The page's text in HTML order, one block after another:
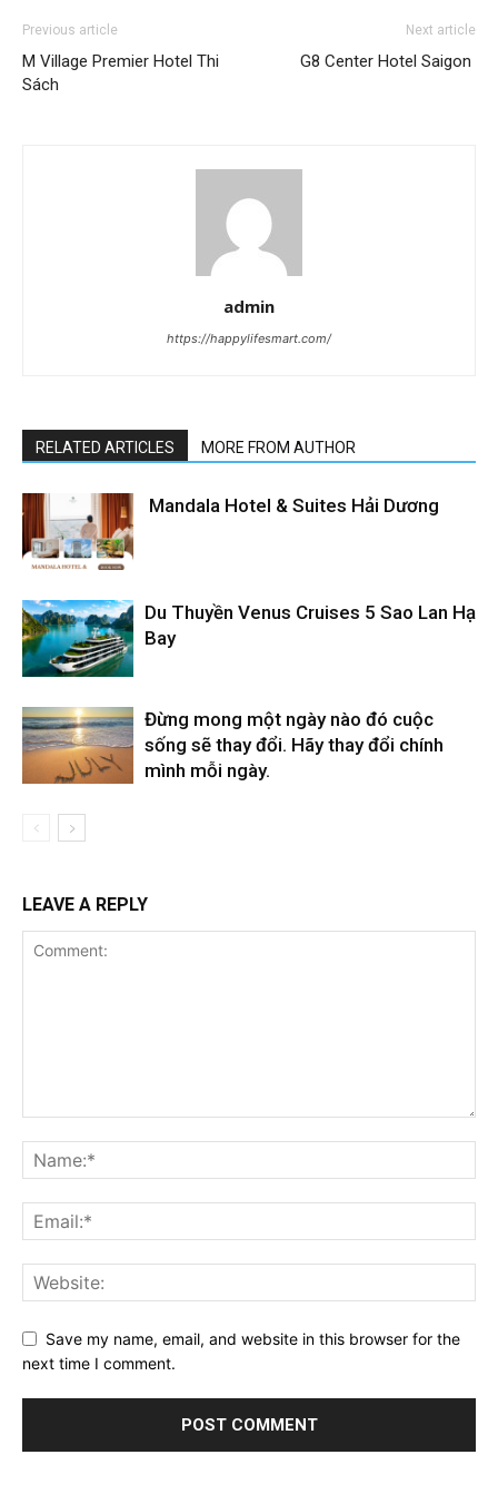
Previous article
M Village Premier Hotel Thi
Sách
Next article
G8 Center Hotel Saigon
admin
https://happylifesmart.com/
RELATED ARTICLES MORE FROM AUTHOR
Mandala Hotel & Suites Hải Dương
Du Thuyền Venus Cruises 5 Sao Lan Hạ
Bay
Đừng mong một ngày nào đó cuộc
sống sẽ thay đổi. Hãy thay đổi chính
mình mỗi ngày.
LEAVE A REPLY
Save my name, email, and website in this browser for the
next time I comment.